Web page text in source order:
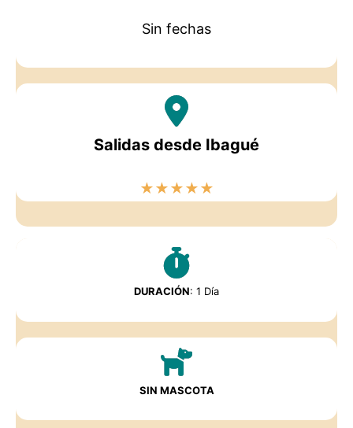
Sin fechas
Salidas desde Ibagué
★★★★★
DURACIÓN: 1 Día
SIN MASCOTA